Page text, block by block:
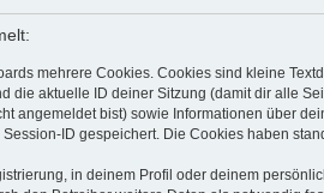
mehrere Cookies. Cookies sind kleine
die aktuelle ID deiner Sitzung (damit dir alle
angemeldet bist) sowie Informationen über
ID gespeichert. Die Cookies haben
in deinem Profil oder deinem